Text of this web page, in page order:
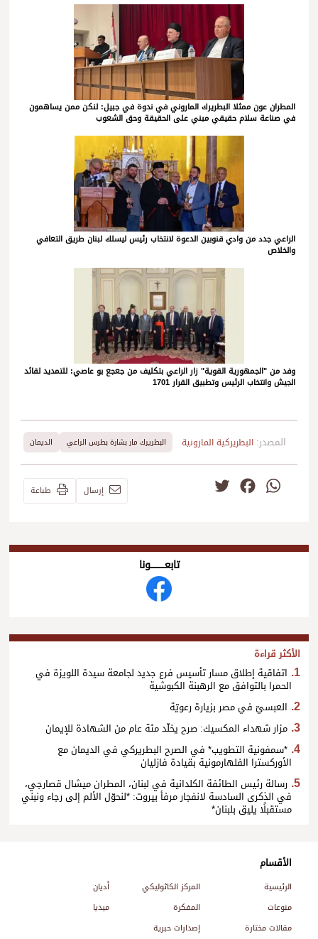
المطران عون ممثلا البطريرك الماروني في ندوة في جبيل: لنكن ممن يساهمون
في صناعة سلام حقيقي مبني على الحقيقة وحق الشعوب
الراعي جدد من وادي قنوبين الدعوة لانتخاب رئيس ليسلك لبنان طريق التعافي
والخلاص
وفد من "الجمهورية القوية" زار الراعي بتكليف من جعجع بو عاصي: للتمديد لقائد
الجيش وانتخاب الرئيس وتطبيق القرار 1701
المصدر: البطريركية المارونية البطريرك مار بشارة بطرس الراعي الديمان
WhatsApp
Facebook إرسال طباعة
تابعــــــــــونا
الأكثر قراءة
اتفاقية إطلاق مسار تأسيس فرع جديد لجامعة سيدة اللويزة في
الحمرا بالتوافق مع الرهبنة الكبوشية
العبسيّ في مصر بزيارة رعويّة
مزار شهداء المكسيك: صرح يخلّد مئة عام من الشهادة للإيمان
*سمفونية التطويب* في الصرح البطريركي في الديمان مع
الأوركسترا الفلهارمونية بقيادة فازليان
رسالة رئيس الطائفة الكلدانية في لبنان، المطران ميشال قصارجي،
في الذكرى السادسة لانفجار مرفأ بيروت: *لنحوّل الألم إلى رجاء ونبني
مستقبلًا يليق بلبنان*
الأقسام
الرئيسية المركز الكاثوليكي
أديان
منوعات
المفكرة
ميديا
مقالات مختارة
إصدارات حبرية